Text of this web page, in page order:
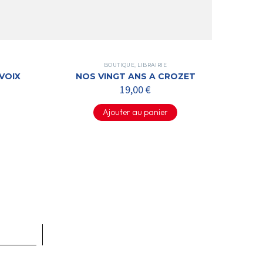
BOUTIQUE LIBRAIRIE
NOS VINGT ANS A CROZET
19,00€
Ajouter au panier